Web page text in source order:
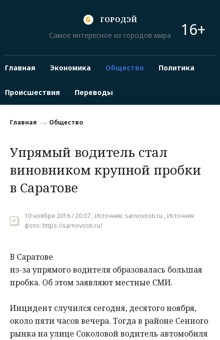
ГОРОДЭЙ
Самое интересное из городов мира
16+
Главная Экономика Общество Политика
Происшествия Переводы
Главная Общество
Упрямый водитель стал
виновником крупной пробки
в Саратове
10 ноября 2016 / 20:07 , Источник: sarnovosti.ru , Источник
фото: https://sarnovosti.ru/
В Саратове
из-за упрямого водителя образовалась большая
пробка. Об этом заявляют местные СМИ.
Инцидент случился сегодня, десятого ноября,
около пяти часов вечера. Тогда в районе Сенного
рынка на улице Соколовой водитель автомобиля